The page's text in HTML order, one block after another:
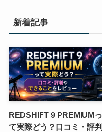
新着記事
REDSHIFT 9 PREMIUMっ
て実際どう？口コミ・評判